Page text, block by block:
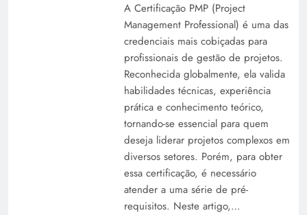
A Certificação PMP (Project
Management Professional) é uma das
credenciais mais cobiçadas para
profissionais de gestão de projetos.
Reconhecida globalmente, ela valida
habilidades técnicas, experiência
prática e conhecimento teórico,
tornando-se essencial para quem
deseja liderar projetos complexos em
diversos setores. Porém, para obter
essa certificação, é necessário
atender a uma série de pré-
requisitos. Neste artigo,…